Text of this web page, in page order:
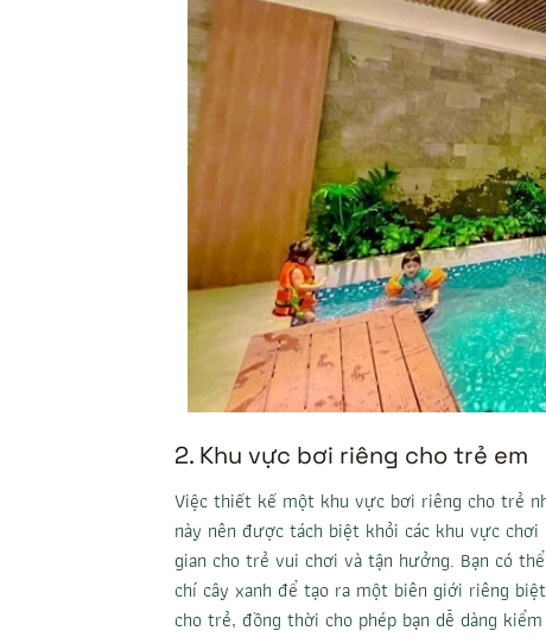
2. Khu vực bơi riêng cho trẻ em
Việc thiết kế một khu vực bơi riêng cho trẻ
này nên được tách biệt khỏi các khu vực
gian cho trẻ vui chơi và tận hưởng. Bạn có
chí cây xanh để tạo ra một biên giới riêng
cho trẻ, đồng thời cho phép bạn dễ dàng